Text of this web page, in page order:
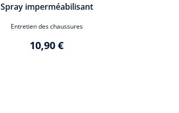
Spray imperméabilisant
Entretien des chaussures
10,90 €